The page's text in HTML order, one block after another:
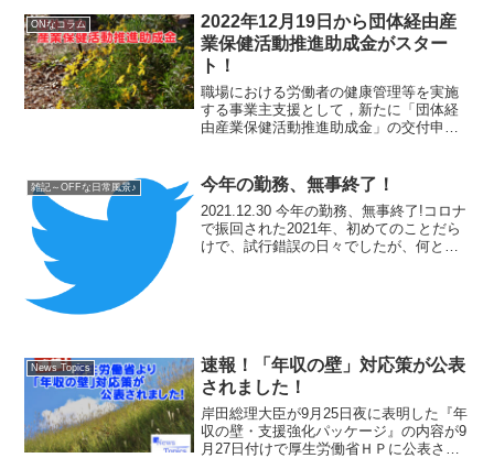
ONなコラム
2022年12月19日から団体経由産
業保健活動推進助成金がスター
ト！
職場における労働者の健康管理等を実施
する事業主支援として，新たに「団体経
由産業保健活動推進助成金」の交付申請
雑記～OFFな日常風景♪ 今年の勤務、無事終了！
2021.12.30 今年の勤務、無事終了!コロナ
で振回された2021年、初めてのことだら
けで、試行錯誤の日々でしたが、何とか
News Topics
速報！「年収の壁」対応策が公表
されました！
岸田総理大臣が9月25日夜に表明した『年
収の壁・支援強化パッケージ』の内容が9
月27日付けで厚生労働省ＨＰに公表され